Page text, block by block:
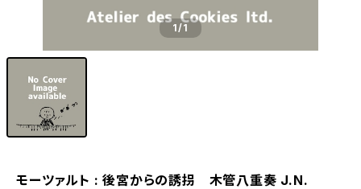
1/1
モーツァルト : 後宮からの誘拐 木管八重奏 J.N.